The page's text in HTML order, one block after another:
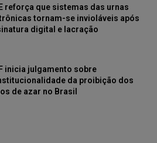
reforça que sistemas das urnas
tornam-se invioláveis após
digital e lacração
inicia julgamento sobre
da proibição dos
de azar no Brasil